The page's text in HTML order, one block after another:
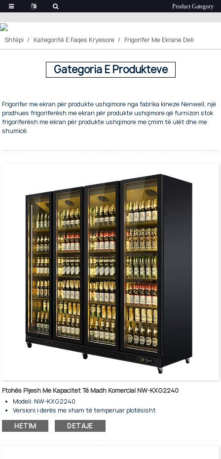
Frigorifer Me Ekrane Deli
Shtëpi Kategoritë E Faqes Kryesore Frigorifer Me Ekrane Deli
Gategoria E Produkteve
Frigorifer me ekran për produkte ushqimore nga fabrika kineze Nenwell, një
prodhues frigoriferësh me ekran për produkte ushqimore që furnizon stok
frigoriferësh me ekran për produkte ushqimore me çmim të ulët dhe me
shumicë.
Ftohës Pijesh Me Kapacitet Të Madh Komercial NW-KXG2240
Modeli: NW-KXG2240
Versioni i derës me xham të temperuar plotësisht
Kapaciteti i ruajtjes: 1650L
Ftohje me ventilator - Nofrost
HETIM DETAJE